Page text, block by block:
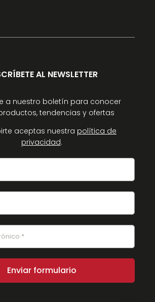
AL NEWSLETTER
a nuestro boletín para conocer
tendencias y ofertas
aceptas nuestra política de
privacidad.